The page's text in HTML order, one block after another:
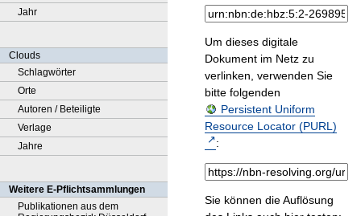
Jahr
Clouds
Schlagwörter
Orte
Autoren / Beteiligte
Verlage
Jahre
Weitere E-Pflichtsammlungen
Publikationen aus dem
Um dieses digitale
Dokument im Netz zu
verlinken, verwenden Sie
bitte folgenden
Persistent Uniform
Resource Locator (PURL)
:
Sie können die Auflösung